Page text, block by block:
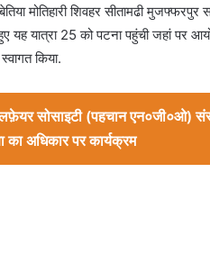
मोतिहारी शिवहर सीतामढी मुजफ्फरपुर
यह यात्रा 25 को पटना पहुंची जहां पर
किया.
सोसाइटी (पहचान एन०जी०ओ)
का अधिकार पर कार्यक्रम